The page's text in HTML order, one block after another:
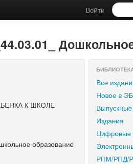
Войти
Дошкольное
К ШКОЛЕ
образование
Все
Новое в
Издания
Цифровые
РПМ/РПД/